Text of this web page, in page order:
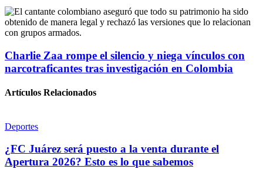
Charlie Zaa rompe el silencio y niega vínculos con
narcotraficantes tras investigación en Colombia
Artículos Relacionados
Deportes
¿FC Juárez será puesto a la venta durante el
Apertura 2026? Esto es lo que sabemos